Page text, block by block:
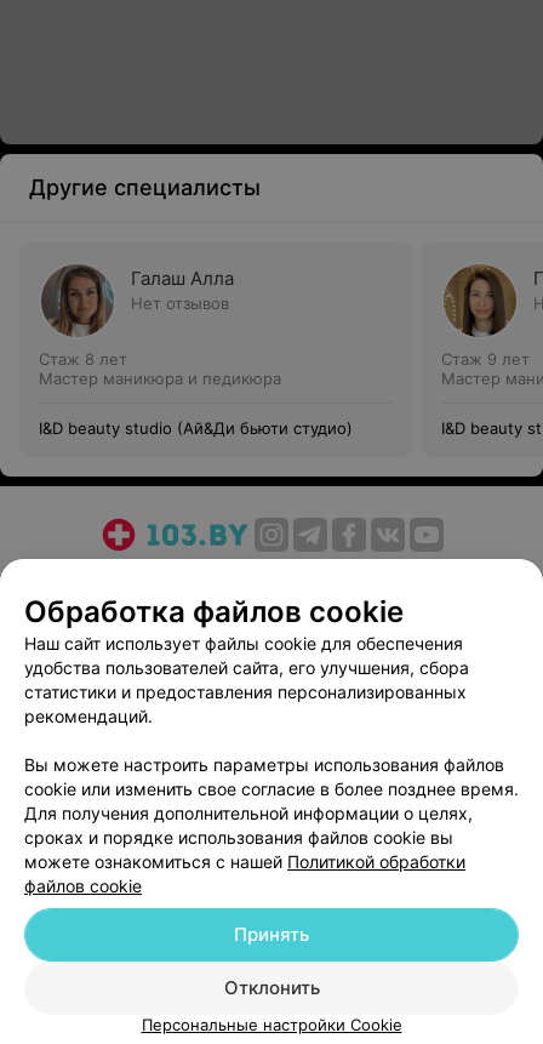
Другие специалисты
Галаш Алла
Нет отзывов
Стаж 8 лет
Мастер маникюра и педикюра
I&D beauty studio (Ай&Ди бьюти студио)
Стаж 9 лет
Мастер
I&D beauty
Медицинский маркетинг
Публичный договор
Пользовательское соглашение
Способы оплаты
Вакансии
Партнеры
Написать руководителю 103.by
Персональные настройки cookie
Обработка персональных данных
Обработка файлов cookie
Наш сайт использует файлы cookie для обеспечения
удобства пользователей сайта, его улучшения, сбора
статистики и предоставления персонализированных
рекомендаций.
Вы можете настроить параметры использования файлов
cookie или изменить свое согласие в более позднее время.
Для получения дополнительной информации о целях,
сроках и порядке использования файлов cookie вы
можете ознакомиться с нашей Политикой обработки
файлов cookie
Отклонить
Принять
Персональные настройки Cookie